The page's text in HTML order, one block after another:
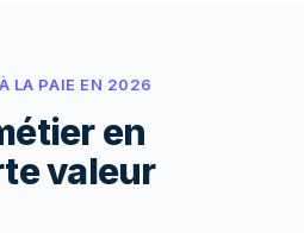
LA PAIE EN 2026
en
valeur